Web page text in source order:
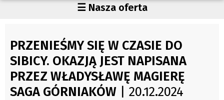
Archiwum
Autorzy
Wydawca
Fundusz Rozwoju Zaolzia
☰ Nasza oferta
Świat
Kongres Polaków
PZKO
PRZENIEŚMY SIĘ W CZASIE DO
SIBICY. OKAZJĄ JEST NAPISANA
PRZEZ WŁADYSŁAWĘ MAGIERĘ
SAGA GÓRNIAKÓW | 20.12.2024